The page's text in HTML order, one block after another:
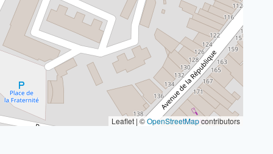
Leaflet | ©OpenStreetMapcontributors